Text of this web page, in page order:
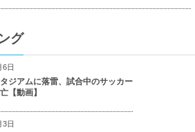
グ
6日
ジアムに落雷、試合中のサッカー
【動画】
3日